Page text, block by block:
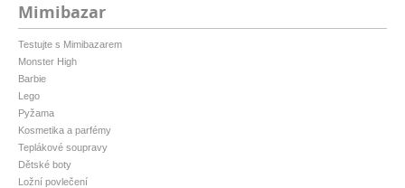
Mimibazar
Testujte s Mimibazarem
Monster High
Barbie
Lego
Pyžama
Kosmetika a parfémy
Teplákové soupravy
Dětské boty
Ložní povlečení